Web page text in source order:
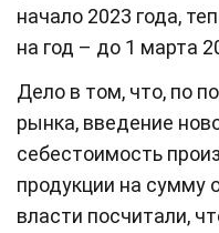
начало 2023 года,
на год – до 1 марта
Дело в том, что, по
рынка, введение
себестоимость
продукции на сумму
власти посчитали,